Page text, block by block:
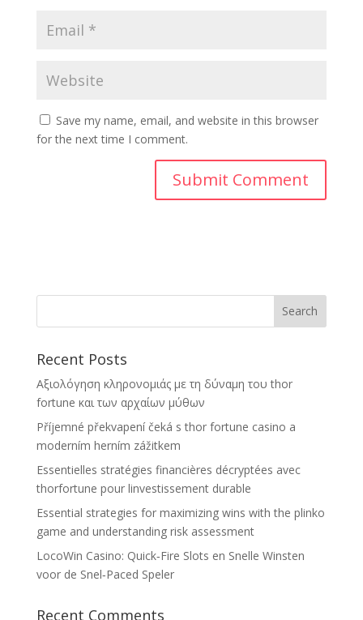
Save my name, email, and website in this browser
for the next time I comment.
Recent Posts
Αξιολόγηση κληρονομιάς με τη δύναμη του thor
fortune και των αρχαίων μύθων
Příjemné překvapení čeká s thor fortune casino a
moderním herním zážitkem
Essentielles stratégies financières décryptées avec
thorfortune pour linvestissement durable
Essential strategies for maximizing wins with the plinko
game and understanding risk assessment
LocoWin Casino: Quick‑Fire Slots en Snelle Winsten
voor de Snel‑Paced Speler
Recent Comments